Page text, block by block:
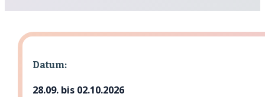
Datum:
28.09. bis 02.10.2026